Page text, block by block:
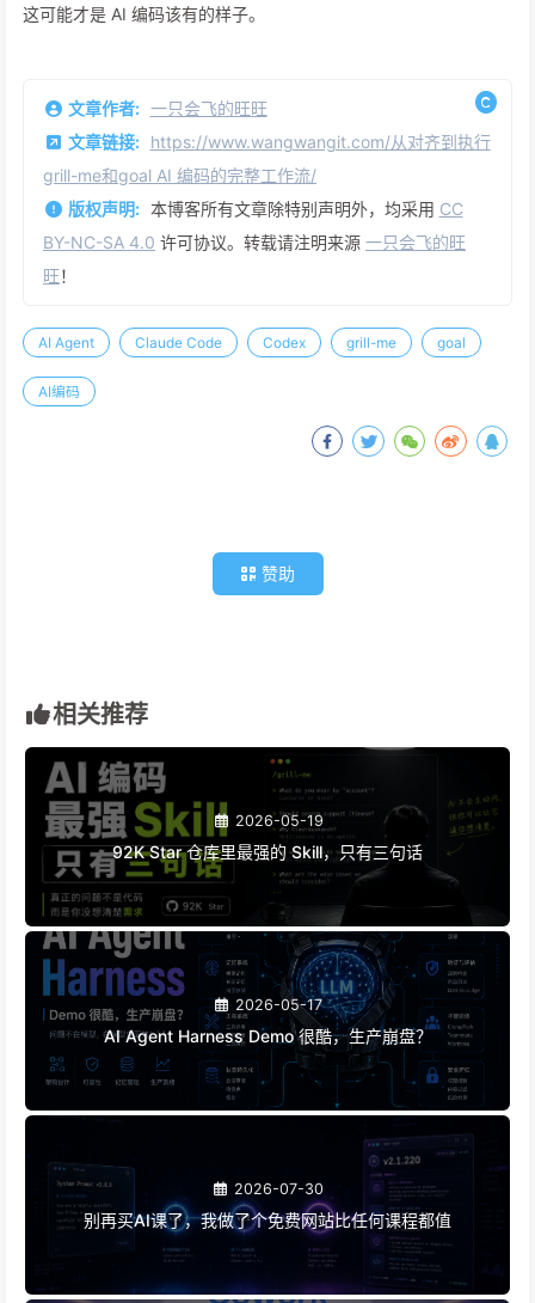
这可能才是 AI 编码该有的样子。
文章作者: 一只会飞的旺旺
文章链接: https://www.wangwangit.com/从对齐到执行
grill-me和goal AI 编码的完整工作流/
版权声明: 本博客所有文章除特别声明外，均采用 CC
BY-NC-SA 4.0 许可协议。转载请注明来源 一只会飞的旺
旺！
AI Agent Claude Code Codex grill-me goal
AI编码
赞助
相关推荐
2026-05-19
92K Star 仓库里最强的 Skill，只有三句话
2026-05-17
AI Agent Harness Demo 很酷，生产崩盘？
2026-07-30
别再买AI课了，我做了个免费网站比任何课程都值